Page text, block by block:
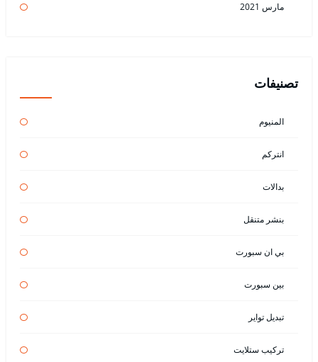
مارس 2021
تصنيفات
المنيوم
انتركم
بدالات
بنشر متنقل
بي ان سبورت
بين سبورت
تبديل تواير
تركيب ستلايت